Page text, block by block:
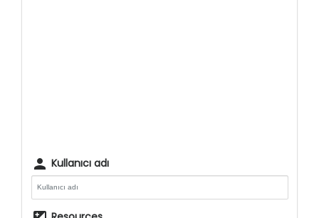
person Kullanıcı adı